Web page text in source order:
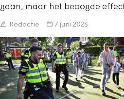
gaan, maar het beoogde
Redactie 7 juni 2026